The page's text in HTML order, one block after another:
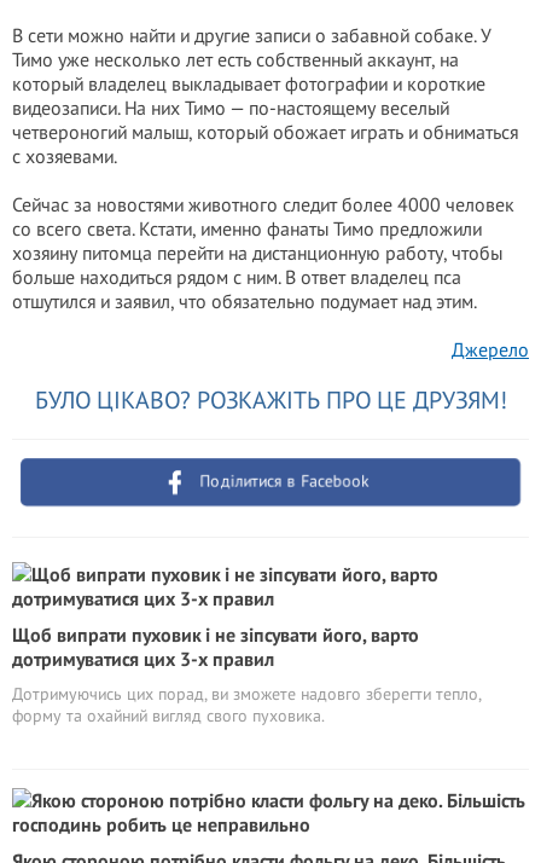
В сети можно найти и другие записи о забавной собаке. У
Тимо уже несколько лет есть собственный аккаунт, на
который владелец выкладывает фотографии и короткие
видеозаписи. На них Тимо — по-настоящему веселый
четвероногий малыш, который обожает играть и обниматься
с хозяевами.
Сейчас за новостями животного следит более 4000 человек
со всего света. Кстати, именно фанаты Тимо предложили
хозяину питомца перейти на дистанционную работу, чтобы
больше находиться рядом с ним. В ответ владелец пса
отшутился и заявил, что обязательно подумает над этим.
Джерело
БУЛО ЦІКАВО? РОЗКАЖІТЬ ПРО ЦЕ ДРУЗЯМ!
Поділитися в Facebook
Щоб випрати пуховик і не зіпсувати його, варто
дотримуватися цих 3-х правил
Дотримуючись цих порад, ви зможете надовго зберегти тепло,
форму та охайний вигляд свого пуховика.